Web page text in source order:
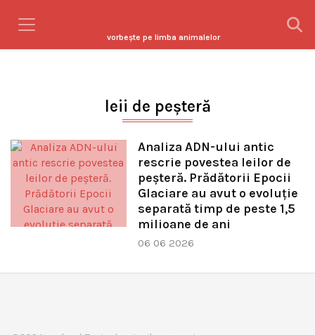
vorbeşte pe limba animalelor
leii de peșteră
Analiza ADN-ului antic
rescrie povestea leilor de
peșteră. Prădătorii Epocii
Glaciare au avut o evoluție
separată timp de peste 1,5
milioane de ani
06 06 2026